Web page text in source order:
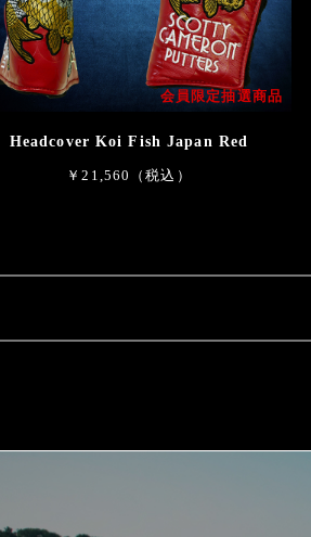
会員限定抽選商品
Headcover Koi Fish Japan Red
￥21,560（税込）